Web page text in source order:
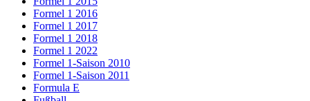
Formel 1 2016
Formel 1 2017
Formel 1 2018
Formel 1 2022
Formel 1-Saison 2010
Formel 1-Saison 2011
Formula E